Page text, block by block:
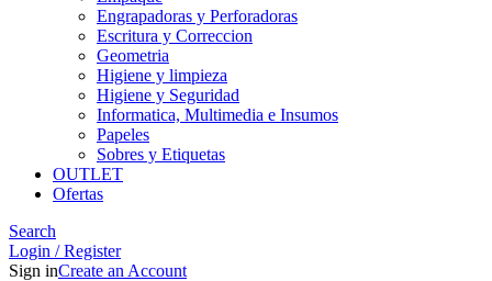
Engrapadoras y Perforadoras
Escritura y Correccion
Geometria
Higiene y limpieza
Higiene y Seguridad
Informatica, Multimedia e Insumos
Papeles
Sobres y Etiquetas
OUTLET
Ofertas
Search
Login / Register
Sign inCreate an Account